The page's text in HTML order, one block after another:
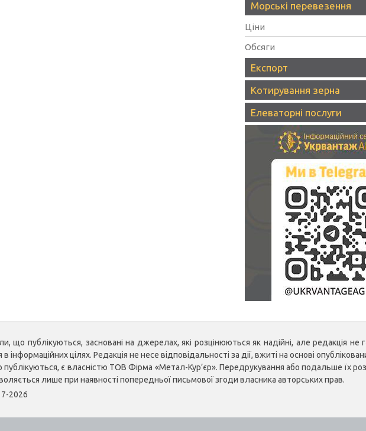
Морські перевезення
Ціни
Обсяги
Експорт
Котирування зерна
Елеваторні послуги
що публікуються, засновані на джерелах, які розцінюються як надійні, але редакція не
цілях. Редакція не несе відповідальності за дії, вжиті на основі
публікуються, є власністю ТОВ Фірма «Метал-Кур’єр». Передрукування або подальше їх
лише при наявності попередньої письмової згоди власника авторських прав.
2026